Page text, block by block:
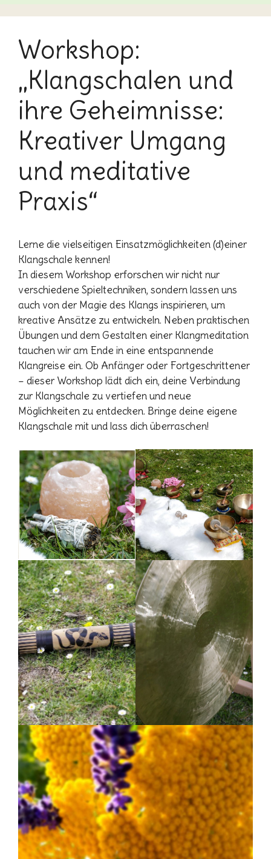
Workshop:
„Klangschalen und
ihre Geheimnisse:
Kreativer Umgang
und meditative
Praxis“
Lerne die vielseitigen Einsatzmöglichkeiten (d)einer
Klangschale kennen!
In diesem Workshop erforschen wir nicht nur
verschiedene Spieltechniken, sondern lassen uns
auch von der Magie des Klangs inspirieren, um
kreative Ansätze zu entwickeln. Neben praktischen
Übungen und dem Gestalten einer Klangmeditation
tauchen wir am Ende in eine entspannende
Klangreise ein. Ob Anfänger oder Fortgeschrittener
– dieser Workshop lädt dich ein, deine Verbindung
zur Klangschale zu vertiefen und neue
Möglichkeiten zu entdecken. Bringe deine eigene
Klangschale mit und lass dich überraschen!